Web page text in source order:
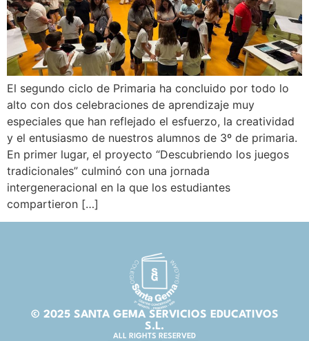
El segundo ciclo de Primaria ha concluido por todo lo
alto con dos celebraciones de aprendizaje muy
especiales que han reflejado el esfuerzo, la creatividad
y el entusiasmo de nuestros alumnos de 3º de primaria.
En primer lugar, el proyecto “Descubriendo los juegos
tradicionales” culminó con una jornada
intergeneracional en la que los estudiantes
compartieron […]
© 2025 SANTA GEMA SERVICIOS EDUCATIVOS
S.L.
ALL RIGHTS RESERVED